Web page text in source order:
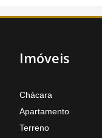
Imóveis
Chácara
Apartamento
Terreno